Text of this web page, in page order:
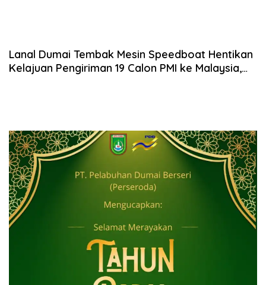
Lanal Dumai Tembak Mesin Speedboat Hentikan
Kelajuan Pengiriman 19 Calon PMI ke Malaysia,